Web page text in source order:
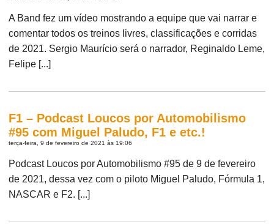
A Band fez um vídeo mostrando a equipe que vai narrar e
comentar todos os treinos livres, classificações e corridas
de 2021. Sergio Maurício será o narrador, Reginaldo Leme,
Felipe [...]
F1 – Podcast Loucos por Automobilismo
#95 com Miguel Paludo, F1 e etc.!
terça-feira, 9 de fevereiro de 2021 às 19:06
Podcast Loucos por Automobilismo #95 de 9 de fevereiro
de 2021, dessa vez com o piloto Miguel Paludo, Fórmula 1,
NASCAR e F2. [...]